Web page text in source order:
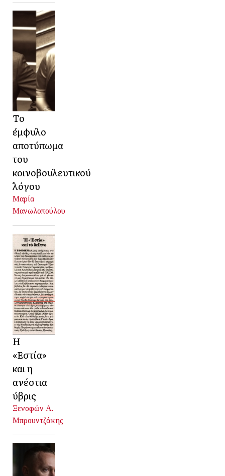
Το
έμφυλο
αποτύπωμα
του
κοινοβουλευτικού
λόγου
Μαρία
Μανωλοπούλου
Η
«Εστία»
και η
ανέστια
ύβρις
Ξενοφών Α.
Μπρουντζάκης